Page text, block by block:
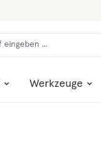
Werkzeuge